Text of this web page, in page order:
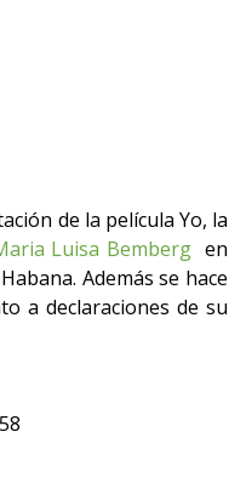
de la película Yo, la
Luisa Bembergen
Además se hace
a declaraciones de su